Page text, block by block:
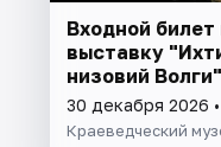
Входной билет
выставку
низовий Волги"
30 декабря 2026
Краеведческий